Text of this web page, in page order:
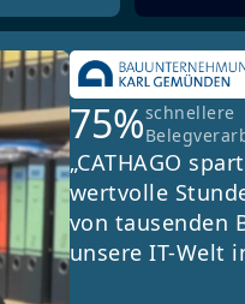
75%schnellere
„CATHAGO
wertvolle
von tausenden
unsere IT-Welt